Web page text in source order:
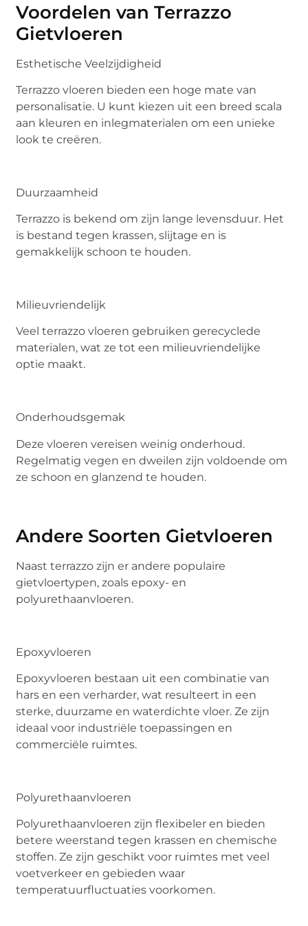
Voordelen van Terrazzo
Gietvloeren
Esthetische Veelzijdigheid
Terrazzo vloeren bieden een hoge mate van
personalisatie. U kunt kiezen uit een breed scala
aan kleuren en inlegmaterialen om een unieke
look te creëren.
Duurzaamheid
Terrazzo is bekend om zijn lange levensduur. Het
is bestand tegen krassen, slijtage en is
gemakkelijk schoon te houden.
Milieuvriendelijk
Veel terrazzo vloeren gebruiken gerecyclede
materialen, wat ze tot een milieuvriendelijke
optie maakt.
Onderhoudsgemak
Deze vloeren vereisen weinig onderhoud.
Regelmatig vegen en dweilen zijn voldoende om
ze schoon en glanzend te houden.
Andere Soorten Gietvloeren
Naast terrazzo zijn er andere populaire
gietvloertypen, zoals epoxy- en
polyurethaanvloeren.
Epoxyvloeren
Epoxyvloeren bestaan uit een combinatie van
hars en een verharder, wat resulteert in een
sterke, duurzame en waterdichte vloer. Ze zijn
ideaal voor industriële toepassingen en
commerciële ruimtes.
Polyurethaanvloeren
Polyurethaanvloeren zijn flexibeler en bieden
betere weerstand tegen krassen en chemische
stoffen. Ze zijn geschikt voor ruimtes met veel
voetverkeer en gebieden waar
temperatuurfluctuaties voorkomen.